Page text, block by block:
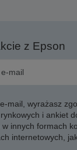
z Epson
mail, wyrażasz
i ankiet
innych formach
internetowych,